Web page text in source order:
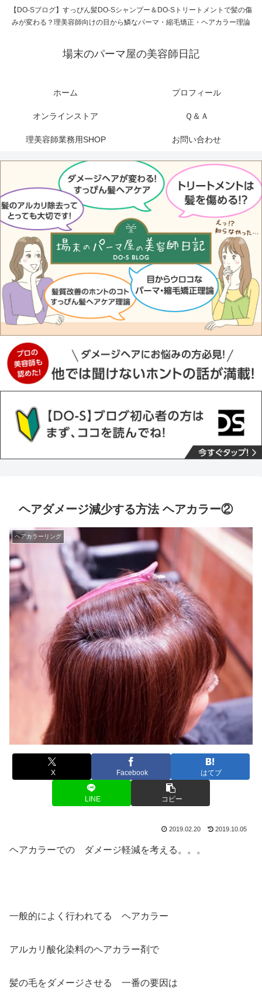
【DO-Sブログ】すっぴん髪DO-Sシャンプー＆DO-Sトリートメントで髪の傷
みが変わる？理美容師向けの目から鱗なパーマ・縮毛矯正・ヘアカラー理論
場末のパーマ屋の美容師日記
ホーム プロフィール
オンラインストア Ｑ＆Ａ
理美容師業務用SHOP お問い合わせ
ヘアダメージ減少する方法 ヘアカラー②
ヘアカラーリング
X Facebook はてブ
LINE コピー
2019.02.20 2019.10.05
ヘアカラーでの ダメージ軽減を考える。。。
一般的によく行われてる ヘアカラー
アルカリ酸化染料のヘアカラー剤で
髪の毛をダメージさせる 一番の要因は